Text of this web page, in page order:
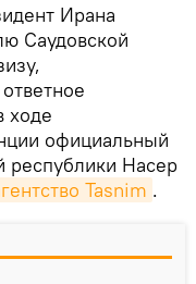
Ирана
Саудовской
ходе
официальный
Насер
Tasnim .